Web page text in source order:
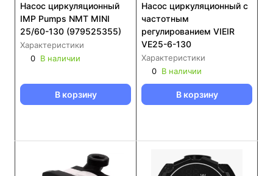
Насос циркуляционный
IMP Pumps NMT MINI
25/60-130 (979525355)
Характеристики
0 В наличии
В корзину
Насос циркуляционный с
частотным
регулированием VIEIR
VE25-6-130
Характеристики
0 В наличии
В корзину